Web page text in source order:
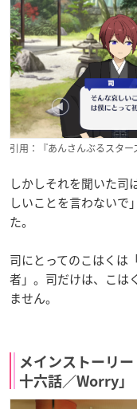
引用：『あんさんぶるスター
しかしそれを聞いた司
しいことを言わないで
た。
司にとってのこはくは
者」。司だけは、こは
ません。
メインストーリ
十六話／Worry」